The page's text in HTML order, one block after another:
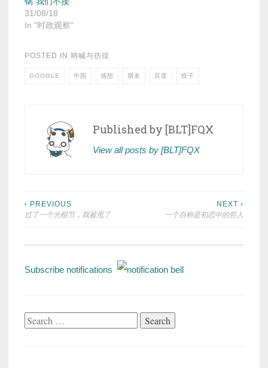
31/08/18
In "时政观察"
POSTED IN 呐喊与彷徨
GOOGLE 中国 感想 朋友 百度 饺子
Published by [BLT]FQX
View all posts by [BLT]FQX
Post
‹ PREVIOUS
过了一个光棍节，我被甩了
NEXT ›
一个自称是初恋中的哲人
Subscribe notifications
Search